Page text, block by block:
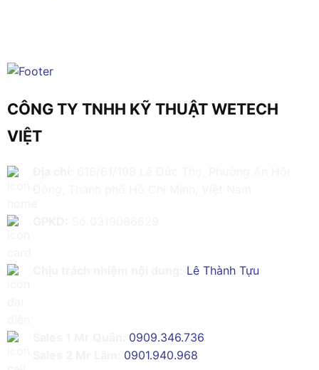
CÔNG TY TNHH KỸ THUẬT WETECH
VIỆT
Lê Thành Tựu
0909.346.736
0901.940.968